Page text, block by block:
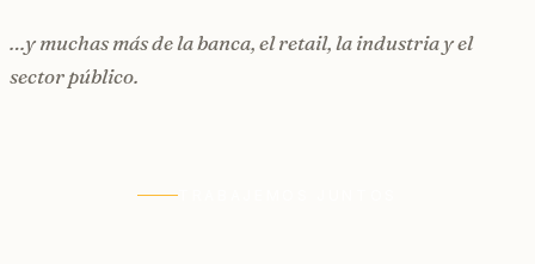
…y muchas más de la banca, el retail, la industria y el
sector público.